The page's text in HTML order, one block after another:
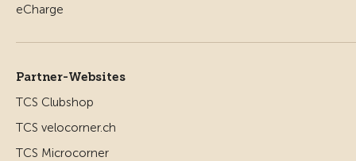
Partner-Websites
TCS Clubshop
TCS velocorner.ch
TCS Microcorner